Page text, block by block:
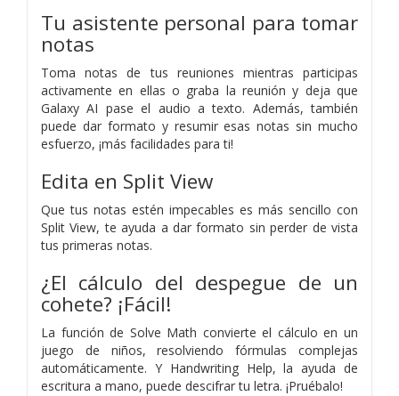
Tu asistente personal para tomar
notas
Toma notas de tus reuniones mientras participas
activamente en ellas o graba la reunión y deja que
Galaxy AI pase el audio a texto. Además, también
puede dar formato y resumir esas notas sin mucho
esfuerzo, ¡más facilidades para ti!
Edita en Split View
Que tus notas estén impecables es más sencillo con
Split View, te ayuda a dar formato sin perder de vista
tus primeras notas.
¿El cálculo del despegue de un
cohete? ¡Fácil!
La función de Solve Math convierte el cálculo en un
juego de niños, resolviendo fórmulas complejas
automáticamente. Y Handwriting Help, la ayuda de
escritura a mano, puede descifrar tu letra. ¡Pruébalo!